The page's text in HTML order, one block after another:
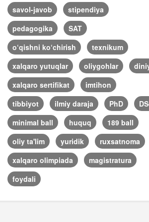
savol-javob
stipendiya
pedagogika
SAT
o‘qishni ko‘chirish
texnikum
xalqaro yutuqlar
oliygohlar
xalqaro sertifikat
imtihon
tibbiyot
ilmiy daraja PhD
minimal ball
huquq
189 ball
oliy ta'lim
yuridik
ruxsatnoma
xalqaro olimpiada
magistratura
foydali